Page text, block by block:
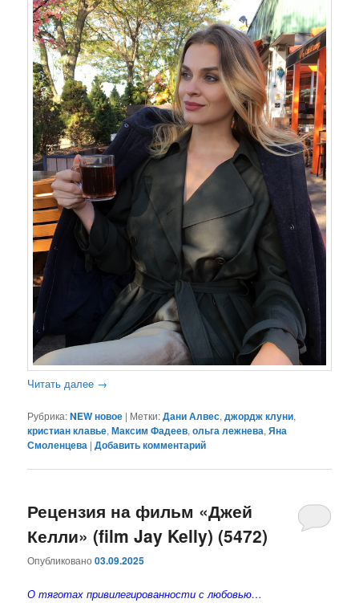
Читать далее →
Рубрика:NEW новое | Метки:Дани Алвес,джордж клуни,
кристиан клавье,Максим Фадеев,ольга лежнева,Яна
Смоленцева |Добавить комментарий
Рецензия на фильм «Джей
Келли» (film Jay Kelly) (5472)
Опубликовано03.09.2025
О тяготах привилегированности с любовью…